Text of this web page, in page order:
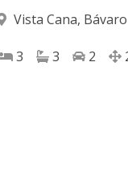
Vista Cana, Bávaro
3 3 2